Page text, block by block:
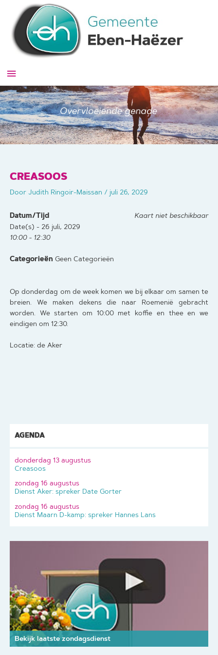
inhoud
Hoofdmenu
CREASOOS
Door Judith Ringoir-Maissan / juli 26, 2029
Kaart niet beschikbaar
Datum/Tijd
Date(s) - 26 juli, 2029
10:00 - 12:30
Categorieën Geen Categorieën
Op donderdag om de week komen we bij elkaar om samen te
breien. We maken dekens die naar Roemenië gebracht
worden. We starten om 10:00 met koffie en thee en we
eindigen om 12:30.
Locatie: de Aker
AGENDA
donderdag 13 augustus
Creasoos
zondag 16 augustus
Dienst Aker: spreker Date Gorter
zondag 16 augustus
Dienst Maarn D-kamp: spreker Hannes Lans
Bekijk laatste zondagsdienst